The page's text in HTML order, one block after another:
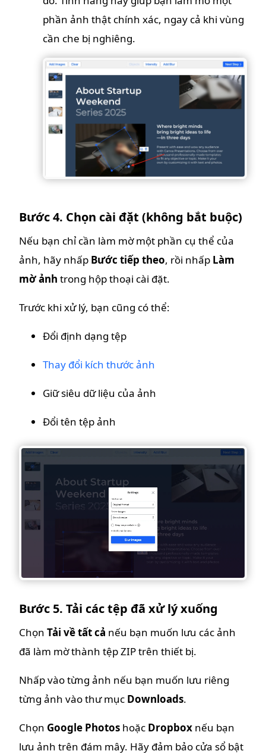
phần ảnh thật chính xác, ngay cả khi vùng
cần che bị nghiêng.
Bước 4. Chọn cài đặt (không bắt buộc)
Nếu bạn chỉ cần làm mờ một phần cụ thể của
ảnh, hãy nhấp Bước tiếp theo, rồi nhấp Làm
mờ ảnh trong hộp thoại cài đặt.
Trước khi xử lý, bạn cũng có thể:
Đổi định dạng tệp
Thay đổi kích thước ảnh
Giữ siêu dữ liệu của ảnh
Đổi tên tệp ảnh
Bước 5. Tải các tệp đã xử lý xuống
Chọn Tải về tất cả nếu bạn muốn lưu các ảnh
đã làm mờ thành tệp ZIP trên thiết bị.
Nhấp vào từng ảnh nếu bạn muốn lưu riêng
từng ảnh vào thư mục Downloads.
Chọn Google Photos hoặc Dropbox nếu bạn
lưu ảnh trên đám mây. Hãy đảm bảo cửa sổ bật